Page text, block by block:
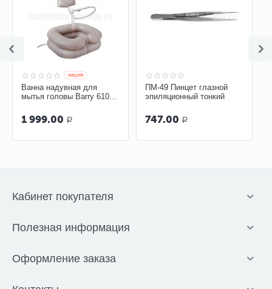
аккумулятора недостаточно для большой мощности, к тому
же, если ее увеличить, то аккумулятор будет намного
быстрее разряжаться.
AКЦИЯ
Ванна надувная для
мытья головы Barry 61017
1 999.00 Р
ПМ-49 Пинцет глазной
эпиляционный тонкий
747.00 Р
Кабинет покупателя
Полезная информация
Оформление заказа